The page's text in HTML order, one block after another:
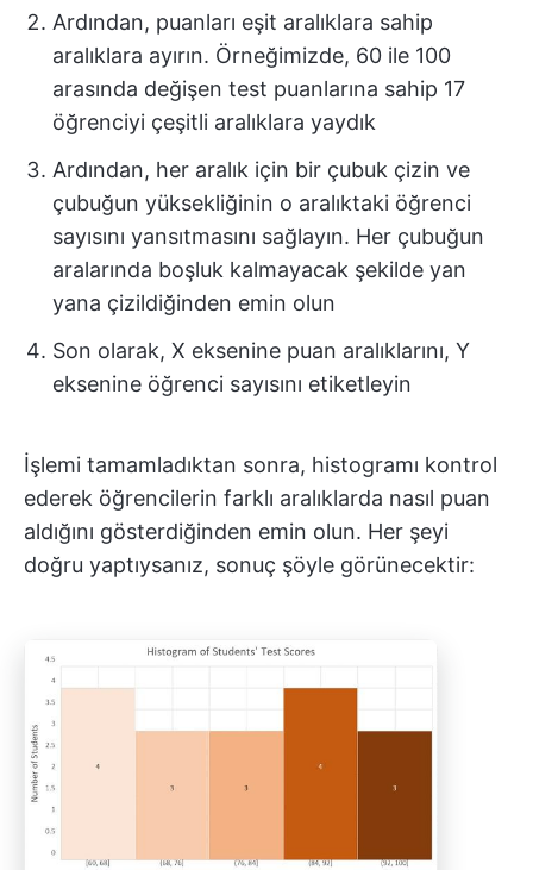
Ardından, puanları eşit aralıklara sahip
aralıklara ayırın. Örneğimizde, 60 ile 100
arasında değişen test puanlarına sahip 17
öğrenciyi çeşitli aralıklara yaydık
Ardından, her aralık için bir çubuk çizin ve
çubuğun yüksekliğinin o aralıktaki öğrenci
sayısını yansıtmasını sağlayın. Her çubuğun
aralarında boşluk kalmayacak şekilde yan
yana çizildiğinden emin olun
Son olarak, X eksenine puan aralıklarını, Y
eksenine öğrenci sayısını etiketleyin
İşlemi tamamladıktan sonra, histogramı kontrol
ederek öğrencilerin farklı aralıklarda nasıl puan
aldığını gösterdiğinden emin olun. Her şeyi
doğru yaptıysanız, sonuç şöyle görünecektir: